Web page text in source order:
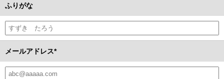
ふりがな
メールアドレス*